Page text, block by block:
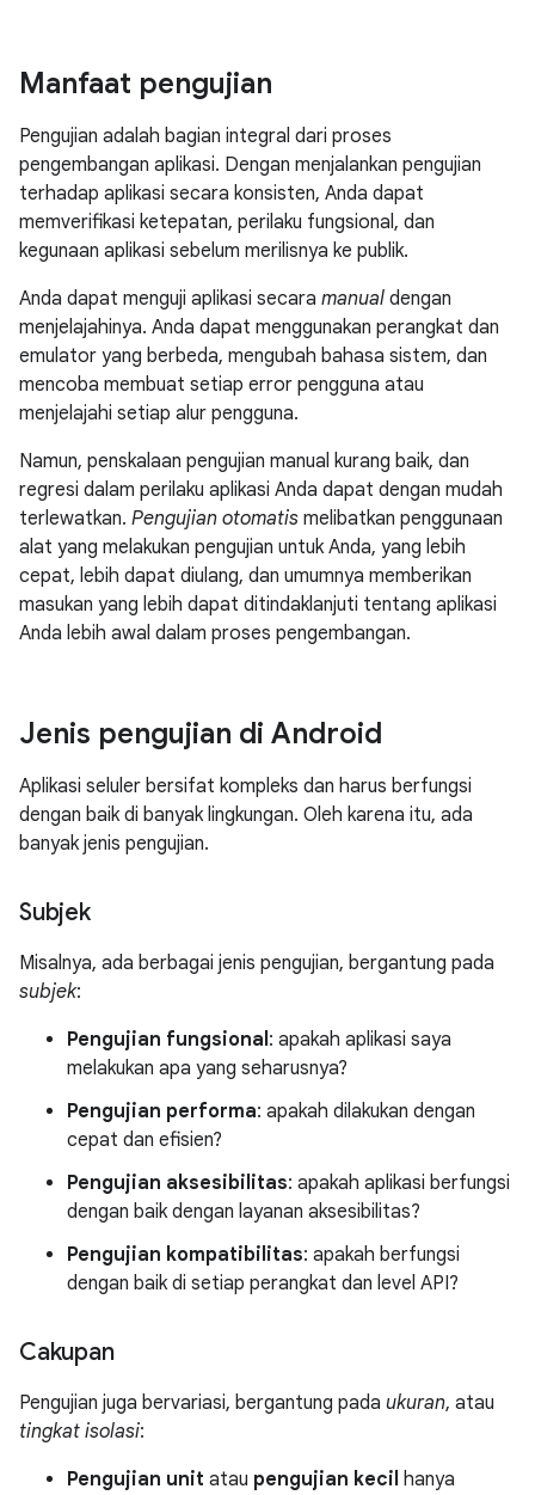
Manfaat pengujian
Pengujian adalah bagian integral dari proses
pengembangan aplikasi. Dengan menjalankan pengujian
terhadap aplikasi secara konsisten, Anda dapat
memverifikasi ketepatan, perilaku fungsional, dan
kegunaan aplikasi sebelum merilisnya ke publik.
Anda dapat menguji aplikasi secara manual dengan
menjelajahinya. Anda dapat menggunakan perangkat dan
emulator yang berbeda, mengubah bahasa sistem, dan
mencoba membuat setiap error pengguna atau
menjelajahi setiap alur pengguna.
Namun, penskalaan pengujian manual kurang baik, dan
regresi dalam perilaku aplikasi Anda dapat dengan mudah
terlewatkan. Pengujian otomatis melibatkan penggunaan
alat yang melakukan pengujian untuk Anda, yang lebih
cepat, lebih dapat diulang, dan umumnya memberikan
masukan yang lebih dapat ditindaklanjuti tentang aplikasi
Anda lebih awal dalam proses pengembangan.
Jenis pengujian di Android
Aplikasi seluler bersifat kompleks dan harus berfungsi
dengan baik di banyak lingkungan. Oleh karena itu, ada
banyak jenis pengujian.
Subjek
Misalnya, ada berbagai jenis pengujian, bergantung pada
subjek:
Pengujian fungsional: apakah aplikasi saya
melakukan apa yang seharusnya?
Pengujian performa: apakah dilakukan dengan
cepat dan efisien?
Pengujian aksesibilitas: apakah aplikasi berfungsi
dengan baik dengan layanan aksesibilitas?
Pengujian kompatibilitas: apakah berfungsi
dengan baik di setiap perangkat dan level API?
Cakupan
Pengujian juga bervariasi, bergantung pada ukuran, atau
tingkat isolasi:
Pengujian unit atau pengujian kecil hanya